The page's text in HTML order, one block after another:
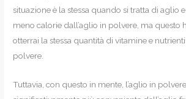
situazione è la stessa quando si tratta di aglio
meno calorie dall’aglio in polvere, ma questo
otterrai la stessa quantità di vitamine e
polvere.
Tuttavia, con questo in mente, l’aglio in